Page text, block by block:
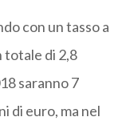
con un tasso a
totale di 2,8
saranno 7
di euro, ma nel